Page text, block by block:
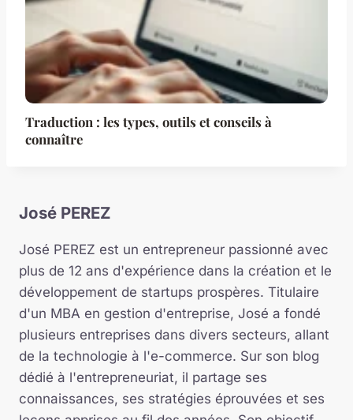
Traduction : les types, outils et conseils à
connaître
José PEREZ
José PEREZ est un entrepreneur passionné avec
plus de 12 ans d'expérience dans la création et le
développement de startups prospères. Titulaire
d'un MBA en gestion d'entreprise, José a fondé
plusieurs entreprises dans divers secteurs, allant
de la technologie à l'e-commerce. Sur son blog
dédié à l'entrepreneuriat, il partage ses
connaissances, ses stratégies éprouvées et ses